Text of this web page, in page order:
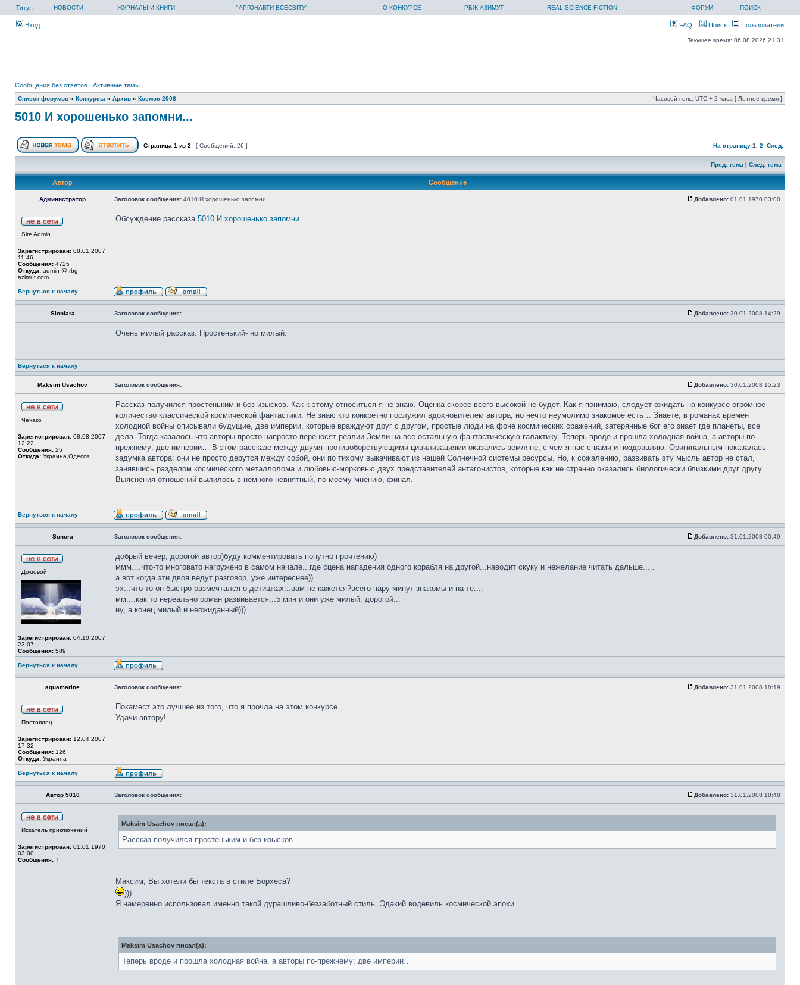
Титул НОВОСТИ ЖУРНАЛЫ И КНИГИ "АРГОНАВТИ ВСЕСВІТУ" О КОНКУРСЕ РБЖ-АЗИМУТ REAL SCIENCE FICTION ФОРУМ ПОИСК
Вход FAQ Поиск Пользователи
Текущее время: 06.08.2026 21:31
Сообщения без ответов | Активные темы
Список форумов » Конкурсы » Архив » Космос-2008 Часовой пояс: UTC + 2 часа [ Летнее время ]
5010 И хорошенько запомни...
Страница 1 из 2 [ Сообщений: 26 ] На страницу 1 2 След.
Пред. тема | След. тема
Автор Сообщение
Администратор Заголовок сообщения: 4010 И хорошенько запомни... Добавлено: 01.01.1970 03:00
Site Admin
Зарегистрирован: 08.01.2007
11:46
Сообщения: 4725
Откуда: admin @ rbg-
azimut.com
Обсуждение рассказа 5010 И хорошенько запомни...
Вернуться к началу
Sloniara Заголовок сообщения: Добавлено: 30.01.2008 14:29
Очень милый рассказ. Простенький- но милый.
Вернуться к началу
Maksim Usachov Заголовок сообщения: Добавлено: 30.01.2008 15:23
Чечако
Зарегистрирован: 08.08.2007
12:22
Сообщения: 25
Откуда: Украина,Одесса
Рассказ получился простеньким и без изысков. Как к этому относиться я не знаю. Оценка скорее всего высокой не будет. Как я понимаю, следует ожидать на конкурсе огромное
количество классической космической фантастики. Не знаю кто конкретно послужил вдохновителем автора, но нечто неумолимо знакомое есть… Знаете, в романах времен
холодной войны описывали будущие, две империи, которые враждуют друг с другом, простые люди на фоне космических сражений, затерянные бог его знает где планеты, все
дела. Тогда казалось что авторы просто напросто переносят реалии Земли на все остальную фантастическую галактику. Теперь вроде и прошла холодная война, а авторы по-
прежнему: две империи… В этом рассказе между двумя противоборствующими цивилизациями оказались земляне, с чем я нас с вами и поздравляю. Оригинальным показалась
задумка автора: они не просто дерутся между собой, они по тихому выкачивают из нашей Солнечной системы ресурсы. Но, к сожалению, развивать эту мысль автор не стал,
занявшись разделом космического металлолома и любовью-морковью двух представителей антагонистов, которые как не странно оказались биологически близкими друг другу.
Выяснения отношений вылилось в немного невнятный, по моему мнению, финал.
Вернуться к началу
Sonora Заголовок сообщения: Добавлено: 31.01.2008 00:49
Домовой
Зарегистрирован: 04.10.2007
23:07
Сообщения: 589
добрый вечер, дорогой автор)буду комментировать попутно прочтению)
ммм....что-то многовато нагружено в самом начале...где сцена нападения одного корабля на другой...наводит скуку и нежелание читать дальше.....
а вот когда эти двоя ведут разговор, уже интереснее))
эх...что-то он быстро размечтался о детишках...вам не кажется?всего пару минут знакомы и на те....
мм....как то нереально роман развивается...5 мин и они уже милый, дорогой...
ну, а конец милый и неожиданный)))
Вернуться к началу
aquamarine Заголовок сообщения: Добавлено: 31.01.2008 18:19
Постоялец
Зарегистрирован: 12.04.2007
17:32
Сообщения: 126
Откуда: Украина
Покамест это лучшее из того, что я прочла на этом конкурсе.
Удачи автору!
Вернуться к началу
Автор 5010 Заголовок сообщения: Добавлено: 31.01.2008 18:48
Искатель приключений
Зарегистрирован: 01.01.1970
03:00
Сообщения: 7
Maksim Usachov писал(а):
Рассказ получился простеньким и без изысков
Максим, Вы хотели бы текста в стиле Борхеса?
)))
Я намеренно использовал именно такой дурашливо-беззаботный стиль. Эдакий водевиль космической эпохи.
Maksim Usachov писал(а):
Теперь вроде и прошла холодная война, а авторы по-прежнему: две империи…